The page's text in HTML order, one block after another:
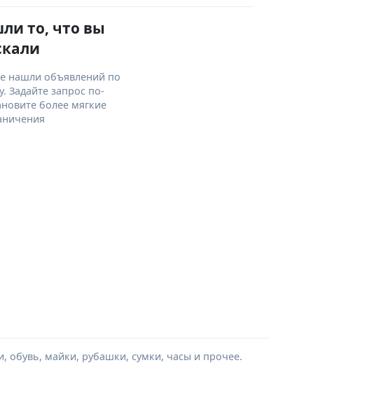
то, что вы
нашли объявлений по
Задайте запрос по-
более мягкие
обувь, майки, рубашки, сумки, часы и прочее.